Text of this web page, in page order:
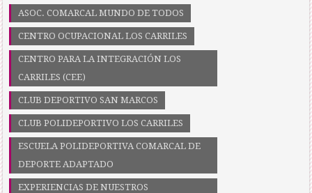
ASOC. COMARCAL MUNDO DE TODOS
CENTRO OCUPACIONAL LOS CARRILES
CENTRO PARA LA INTEGRACIÓN LOS
CARRILES (CEE)
CLUB DEPORTIVO SAN MARCOS
CLUB POLIDEPORTIVO LOS CARRILES
ESCUELA POLIDEPORTIVA COMARCAL DE
DEPORTE ADAPTADO
EXPERIENCIAS DE NUESTROS